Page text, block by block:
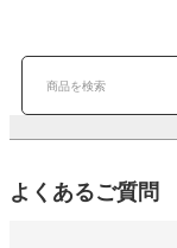
よくあるご質問